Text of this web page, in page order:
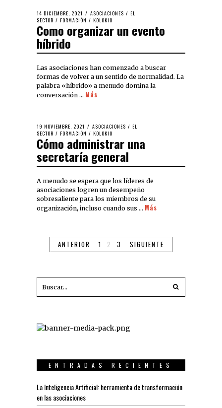
14 DICIEMBRE, 2021 ASOCIACIONES / EL
SECTOR / FORMACIÓN / KOLOKIO
Como organizar un evento
híbrido
Las asociaciones han comenzado a buscar
formas de volver a un sentido de normalidad. La
palabra «híbrido» a menudo domina la
conversación … Más
19 NOVIEMBRE, 2021 ASOCIACIONES / EL
SECTOR / FORMACIÓN / KOLOKIO
Cómo administrar una
secretaría general
A menudo se espera que los líderes de
asociaciones logren un desempeño
sobresaliente para los miembros de su
organización, incluso cuando sus … Más
ANTERIOR 1 2 3 SIGUIENTE
ENTRADAS RECIENTES
La Inteligencia Artificial: herramienta de transformación
en las asociaciones